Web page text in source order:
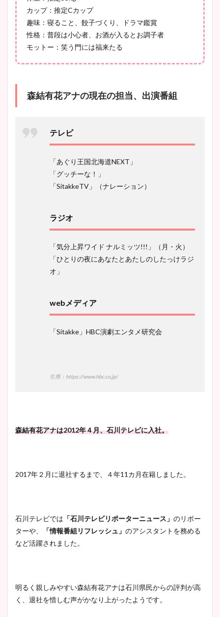
カップ：推定Cカップ
趣味：寝ること、餃子づくり、ドラマ鑑賞
性格：普段は小心者、お酒が入るとお調子者
モットー：笑う門には福来たる
森結有花アナの現在の担当、出演番組
テレビ
「あぐり王国北海道NEXT」
「グッチーな！」
「SitakkeTV」（ナレーション）
ラジオ
「気分上昇ワイド ナルミッツ!!!」（月・火）
「ひとりの夜にあなたとあたしのしたっけラジ
オ」
webメディア
「Sitakke」HBC演劇エンタメ研究会
引用：https://www.hbc.co.jp/
森結有花アナは2012年４月、石川テレビに入社。
2017年２月に退社するまで、４年11カ月在籍しました。
石川テレビでは 「石川テレビリポーターニュース」 のリポー
ターや、
「情報番組リフレッシュ」 のアシスタントを務める
など活躍されました。
明るく親しみやすい森結有花アナは石川県民からの評判が高
く、退社を惜しむ声がかなり上がったようです。